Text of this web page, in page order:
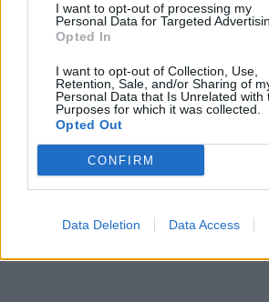
I want to opt-out of processing my
Personal Data for Targeted
Opted In
I want to opt-out of Collection, Use,
Retention, Sale, and/or Sharing of
Personal Data that Is Unrelated with
Purposes for which it was collected.
Opted Out
CONFIRM
Data Deletion Data Access